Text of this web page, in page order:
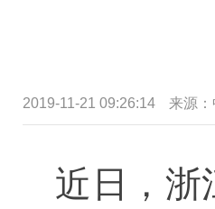
2019-11-21 09:26:14 来源
近日，浙